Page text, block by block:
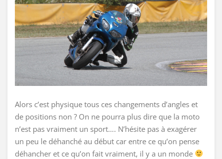
Alors c’est physique tous ces changements d’angles et
de positions non ? On ne pourra plus dire que la moto
n’est pas vraiment un sport…. N’hésite pas à exagérer
un peu le déhanché au début car entre ce qu’on pense
déhancher et ce qu’on fait vraiment, il y a un monde